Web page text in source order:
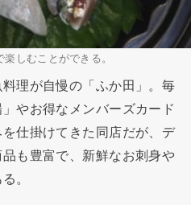
しむことができる。
理が自慢の「ふか田」。毎
やお得なメンバーズカード
仕掛けてきた同店だが、デ
も豊富で、新鮮なお刺身や
。